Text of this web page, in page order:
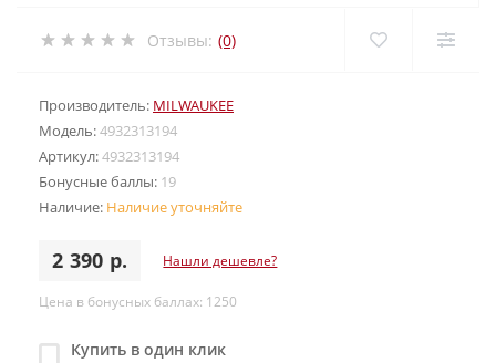
Отзывы: (0)
Производитель: MILWAUKEE
Модель:4932313194
Артикул:4932313194
Бонусные баллы: 19
Наличие: Наличие уточняйте
2 390 р. Нашли дешевле?
Цена в бонусных баллах: 1250
Купить в один клик